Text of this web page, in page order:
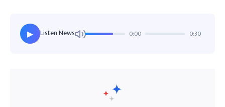
▶ Listen News 0:00 0:30